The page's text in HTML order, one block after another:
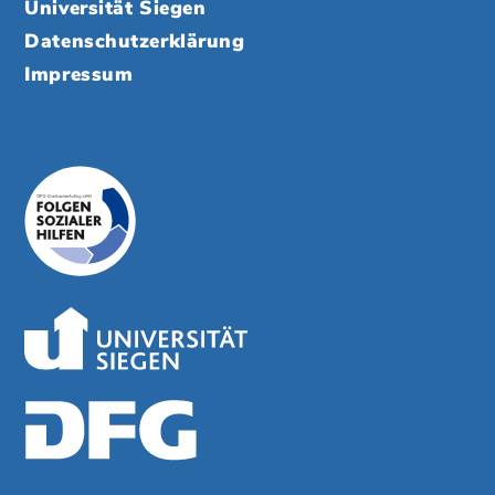
Universität Siegen
Datenschutzerklärung
Impressum